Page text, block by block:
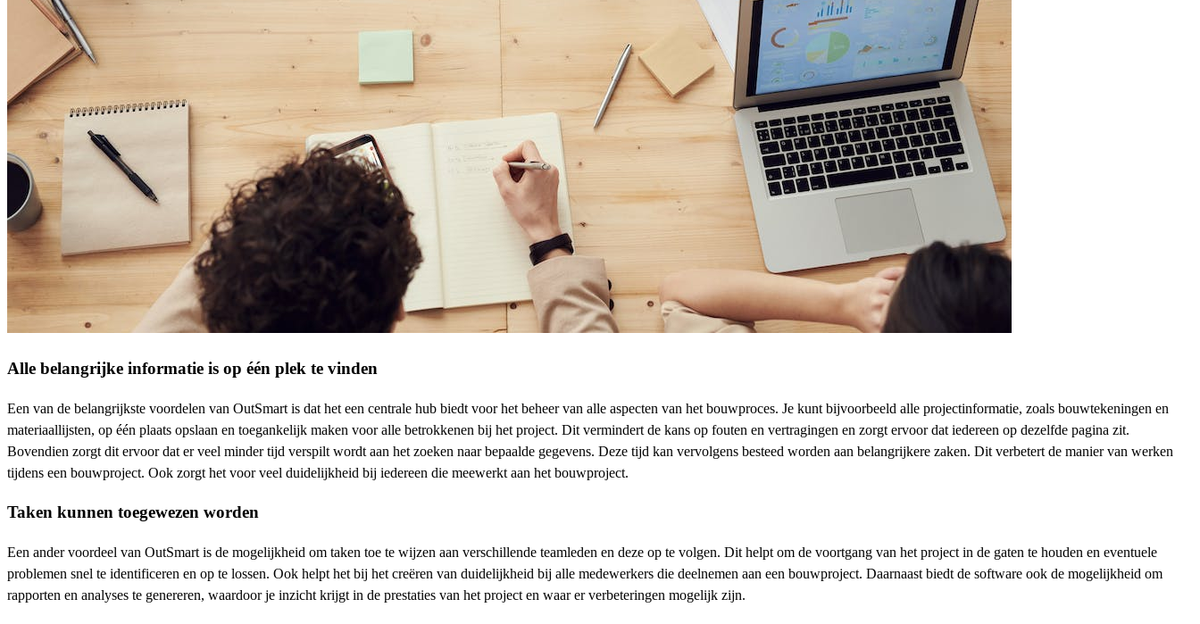
Alle belangrijke informatie is op één plek te vinden
Een van de belangrijkste voordelen van OutSmart is dat het een centrale hub biedt voor het beheer van alle aspecten van het bouwproces. Je kunt bijvoorbeeld alle projectinformatie, zoals bouwtekeningen en
materiaallijsten, op één plaats opslaan en toegankelijk maken voor alle betrokkenen bij het project. Dit vermindert de kans op fouten en vertragingen en zorgt ervoor dat iedereen op dezelfde pagina zit.
Bovendien zorgt dit ervoor dat er veel minder tijd verspilt wordt aan het zoeken naar bepaalde gegevens. Deze tijd kan vervolgens besteed worden aan belangrijkere zaken. Dit verbetert de manier van werken
tijdens een bouwproject. Ook zorgt het voor veel duidelijkheid bij iedereen die meewerkt aan het bouwproject.
Taken kunnen toegewezen worden
Een ander voordeel van OutSmart is de mogelijkheid om taken toe te wijzen aan verschillende teamleden en deze op te volgen. Dit helpt om de voortgang van het project in de gaten te houden en eventuele
problemen snel te identificeren en op te lossen. Ook helpt het bij het creëren van duidelijkheid bij alle medewerkers die deelnemen aan een bouwproject. Daarnaast biedt de software ook de mogelijkheid om
rapporten en analyses te genereren, waardoor je inzicht krijgt in de prestaties van het project en waar er verbeteringen mogelijk zijn.